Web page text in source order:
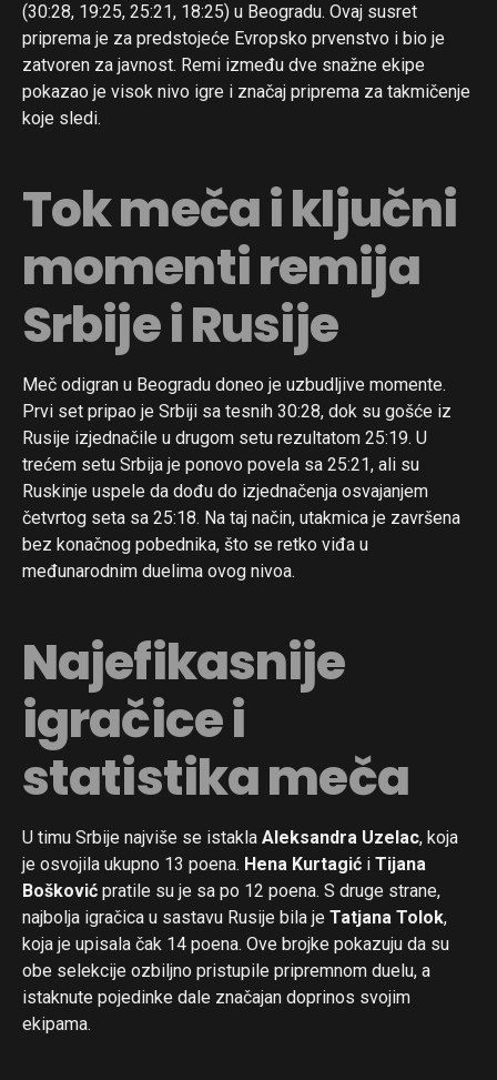
(30:28, 19:25, 25:21, 18:25) u Beogradu. Ovaj susret
priprema je za predstojeće Evropsko prvenstvo i bio je
zatvoren za javnost. Remi između dve snažne ekipe
pokazao je visok nivo igre i značaj priprema za takmičenje
koje sledi.
Tok meča i ključni
momenti remija
Srbije i Rusije
Meč odigran u Beogradu doneo je uzbudljive momente.
Prvi set pripao je Srbiji sa tesnih 30:28, dok su gošće iz
Rusije izjednačile u drugom setu rezultatom 25:19. U
trećem setu Srbija je ponovo povela sa 25:21, ali su
Ruskinje uspele da dođu do izjednačenja osvajanjem
četvrtog seta sa 25:18. Na taj način, utakmica je završena
bez konačnog pobednika, što se retko viđa u
međunarodnim duelima ovog nivoa.
Najefikasnije
igračice i
statistika meča
U timu Srbije najviše se istakla Aleksandra Uzelac, koja
je osvojila ukupno 13 poena. Hena Kurtagić i Tijana
Bošković pratile su je sa po 12 poena. S druge strane,
najbolja igračica u sastavu Rusije bila je Tatjana Tolok,
koja je upisala čak 14 poena. Ove brojke pokazuju da su
obe selekcije ozbiljno pristupile pripremnom duelu, a
istaknute pojedinke dale značajan doprinos svojim
ekipama.